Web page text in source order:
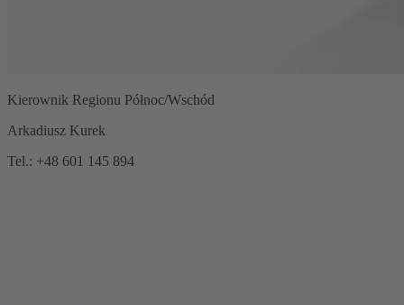
Kierownik Regionu Północ/Wschód
Arkadiusz Kurek
Tel.: +48 601 145 894